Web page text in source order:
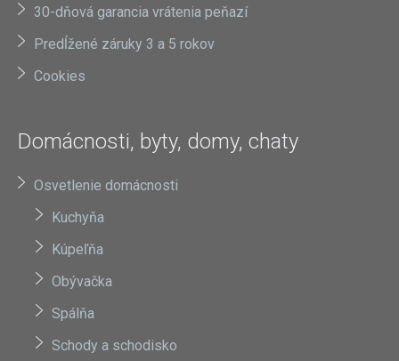
30-dňová garancia vrátenia peňazí
Predĺžené záruky 3 a 5 rokov
Cookies
Domácnosti, byty, domy, chaty
Osvetlenie domácnosti
Kuchyňa
Kúpeľňa
Obývačka
Spálňa
Schody a schodisko